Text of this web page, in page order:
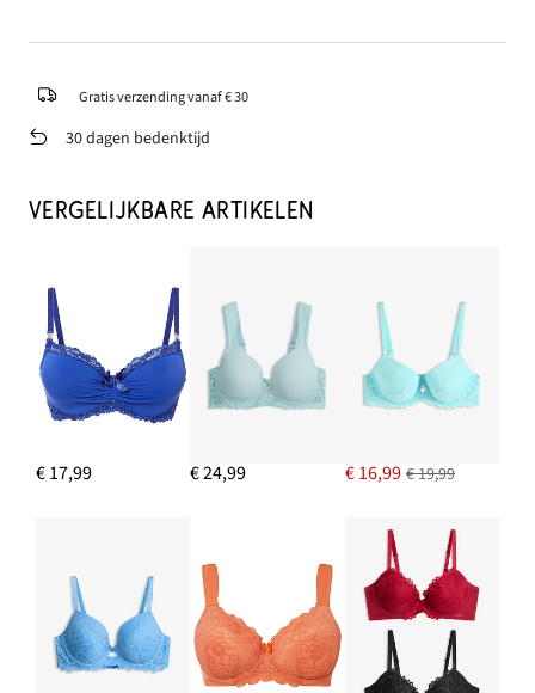
Gratis verzending vanaf € 30
30 dagen bedenktijd
VERGELIJKBARE ARTIKELEN
€ 17,99 € 24,99 € 16,99 € 19,99